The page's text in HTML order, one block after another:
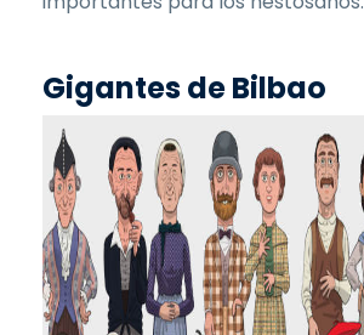
Gigantes de Bilbao